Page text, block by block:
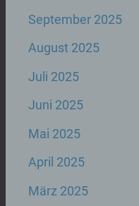
September 2025
August 2025
Juli 2025
Juni 2025
Mai 2025
April 2025
März 2025